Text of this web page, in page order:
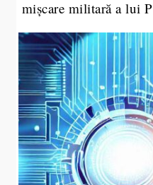
mișcare militară a lui